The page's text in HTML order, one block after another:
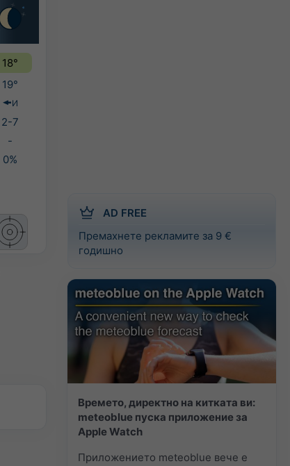
AD FREE
Премахнете рекламите за 9 €
годишно
Времето, директно на китката ви:
meteoblue пуска приложение за
Apple Watch
Приложението meteoblue вече е
18°
19°
И
2-7
-
0%